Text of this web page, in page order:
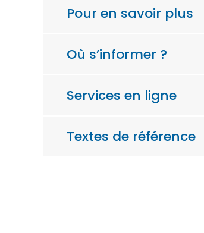
Pour en savoir plus
Où s’informer ?
Services en ligne
Textes de référence